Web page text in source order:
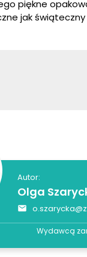
piękne
jak
Autor:
Olga
Wydawcą